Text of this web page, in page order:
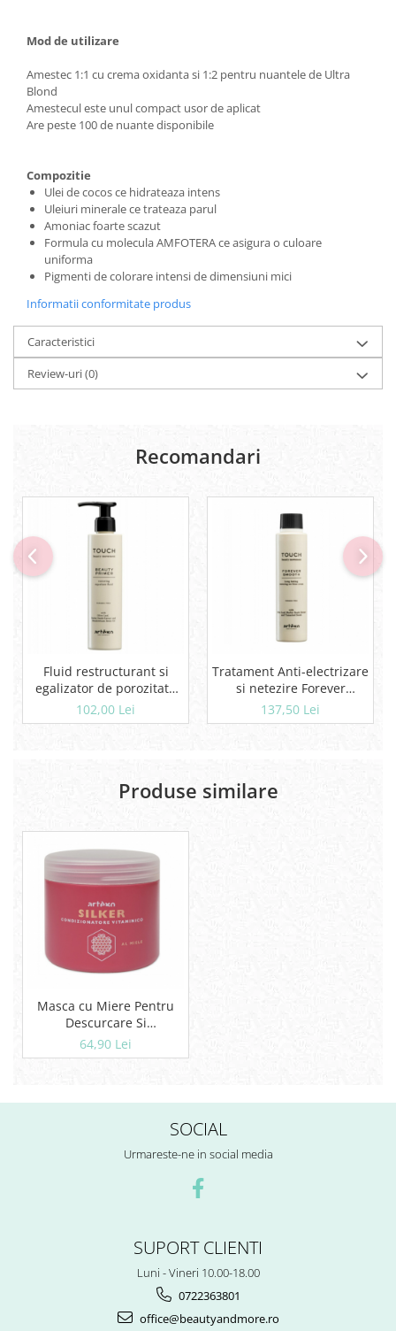
Mod de utilizare
Amestec 1:1 cu crema oxidanta si 1:2 pentru nuantele de Ultra
Blond
Amestecul este unul compact usor de aplicat
Are peste 100 de nuante disponibile
Compozitie
Ulei de cocos ce hidrateaza intens
Uleiuri minerale ce trateaza parul
Amoniac foarte scazut
Formula cu molecula AMFOTERA ce asigura o culoare
uniforma
Pigmenti de colorare intensi de dimensiuni mici
Informatii conformitate produs
Caracteristici
Review-uri(0)
Recomandari
Fluid restructurant si
egalizator de porozitate
Beauty Primer Artego 200
ml
102,00 Lei
Tratament Anti-electrizare
si netezire Forever
Smooth Artego 250 ml
137,50 Lei
Produse similare
Masca cu Miere Pentru
Descurcare Si
Reconditionare Artego
500 ml
64,90 Lei
SOCIAL
Urmareste-ne in social media
SUPORT CLIENTI
Luni - Vineri 10.00-18.00
0722363801
office@beautyandmore.ro